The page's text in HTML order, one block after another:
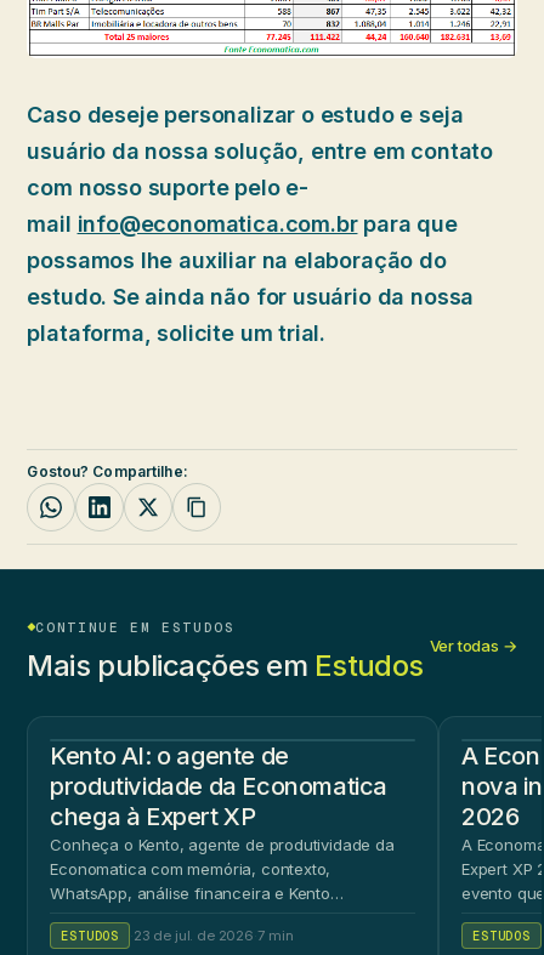
Caso deseje personalizar o estudo e seja
usuário da nossa solução, entre em contato
com nosso suporte pelo e-
mail info@economatica.com.brpara que
possamos lhe auxiliar na elaboração do
estudo. Se ainda não for usuário da nossa
plataforma, solicite um trial.
Gostou? Compartilhe:
CONTINUE EM ESTUDOS
Mais publicações em Estudos
Ver todas →
Kento AI: o agente de
produtividade da Economatica
chega à Expert XP
Conheça o Kento, agente de produtividade da
Economatica com memória, contexto,
WhatsApp, análise financeira e Kento
ESTUDOS 23 de jul. de 2026 7 min
A
nova
2026
A
Expert XP
evento
ESTUDOS